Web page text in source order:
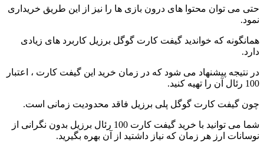
حتی می توان محتوا های درون بازی ها را نیز از این طریق خریداری
نمود.
همانگونه که خواندید گیفت کارت گوگل برزیل کاربرد های زیادی
دارد.
در نتیجه پیشنهاد می شود که در زمان خرید این گیفت کارت ، اعتبار
100 رئال آن را تهیه کنید.
چون گیفت کارت گوگل پلی برزیل فاقد محدودیت زمانی است.
شما می توانید با خرید گیفت کارت 100 رئال برزیل بدون نگرانی از
نوسانات ارز هر زمان که نیاز داشتید از آن بهره بگیرید.